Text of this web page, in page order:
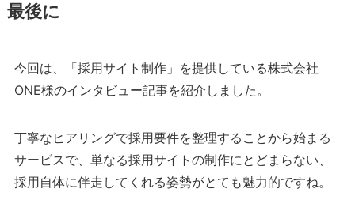
最後に
今回は、「採用サイト制作」を提供している株式会社
ONE様のインタビュー記事を紹介しました。
丁寧なヒアリングで採用要件を整理することから始まる
サービスで、単なる採用サイトの制作にとどまらない、
採用自体に伴走してくれる姿勢がとても魅力的ですね。